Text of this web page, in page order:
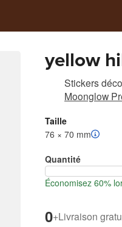
yellow
Stickers
Moonglow
Taille
76 × 70 mm
Quantité
Économisez 60%
0+Livraison